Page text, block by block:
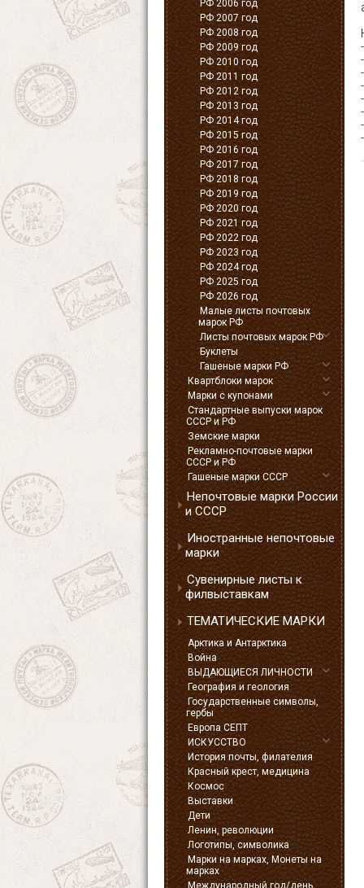
РФ 2006 год
РФ 2007 год
РФ 2008 год
РФ 2009 год
РФ 2010 год
РФ 2011 год
РФ 2012 год
РФ 2013 год
РФ 2014 год
РФ 2015 год
РФ 2016 год
РФ 2017 год
РФ 2018 год
РФ 2019 год
РФ 2020 год
РФ 2021 год
РФ 2022 год
РФ 2023 год
РФ 2024 год
РФ 2025 год
РФ 2026 год
Малые листы почтовых
марок РФ
Листы почтовых марок РФ
Буклеты
Гашеные марки РФ
Квартблоки марок
Марки с купонами
Стандартные выпуски марок
СССР и РФ
Земские марки
Рекламно-почтовые марки
СССР и РФ
Гашеные марки СССР
Непочтовые марки России
и СССР
Иностранные непочтовые
марки
Сувенирные листы к
филвыставкам
ТЕМАТИЧЕСКИЕ МАРКИ
Арктика и Антарктика
Война
ВЫДАЮЩИЕСЯ ЛИЧНОСТИ
География и геология
Государственные символы,
гербы
Европа СЕПТ
ИСКУССТВО
История почты, филателия
Красный крест, медицина
Космос
Выставки
Дети
Ленин, революции
Логотипы, символика
Марки на марках, Монеты на
марках
Международный год/день